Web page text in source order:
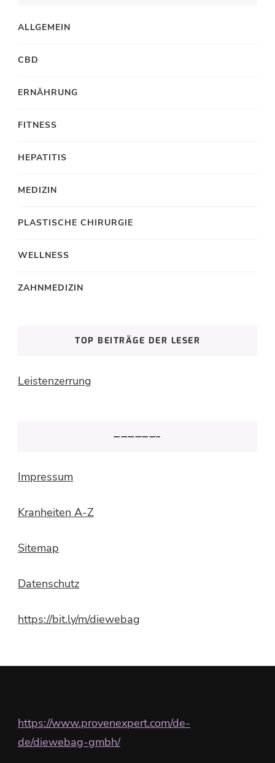
ALLGEMEIN
CBD
ERNÄHRUNG
FITNESS
HEPATITIS
MEDIZIN
PLASTISCHE CHIRURGIE
WELLNESS
ZAHNMEDIZIN
TOP BEITRÄGE DER LESER
Leistenzerrung
——————–
Impressum
Kranheiten A-Z
Sitemap
Datenschutz
https://bit.ly/m/diewebag
https://www.provenexpert.com/de-
de/diewebag-gmbh/